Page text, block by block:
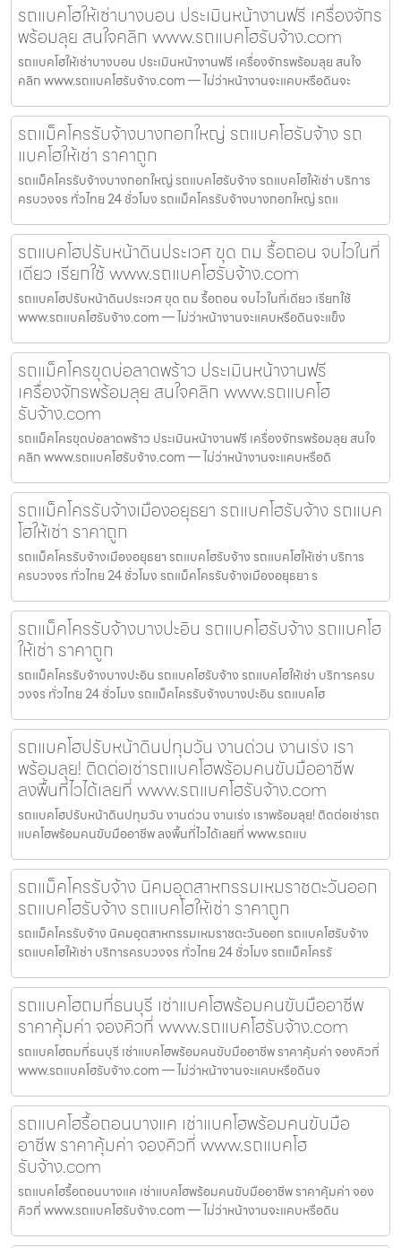
รถแบคโฮให้เช่าบางบอน ประเมินหน้างานฟรี เครื่องจักร
พร้อมลุย สนใจคลิก www.รถแบคโฮรับจ้าง.com
รถแบคโฮให้เช่าบางบอน ประเมินหน้างานฟรี เครื่องจักรพร้อมลุย สนใจ
คลิก www.รถแบคโฮรับจ้าง.com — ไม่ว่าหน้างานจะแคบหรือดินจะ
รถแม็คโครรับจ้างบางกอกใหญ่ รถแบคโฮรับจ้าง รถ
แบคโฮให้เช่า ราคาถูก
รถแม็คโครรับจ้างบางกอกใหญ่ รถแบคโฮรับจ้าง รถแบคโฮให้เช่า บริการ
ครบวงจร ทั่วไทย 24 ชั่วโมง รถแม็คโครรับจ้างบางกอกใหญ่ รถแ
รถแบคโฮปรับหน้าดินประเวศ ขุด ถม รื้อถอน จบไวในที่
เดียว เรียกใช้ www.รถแบคโฮรับจ้าง.com
รถแบคโฮปรับหน้าดินประเวศ ขุด ถม รื้อถอน จบไวในที่เดียว เรียกใช้
www.รถแบคโฮรับจ้าง.com — ไม่ว่าหน้างานจะแคบหรือดินจะแข็ง
รถแม็คโครขุดบ่อลาดพร้าว ประเมินหน้างานฟรี
เครื่องจักรพร้อมลุย สนใจคลิก www.รถแบคโฮ
รับจ้าง.com
รถแม็คโครขุดบ่อลาดพร้าว ประเมินหน้างานฟรี เครื่องจักรพร้อมลุย สนใจ
คลิก www.รถแบคโฮรับจ้าง.com — ไม่ว่าหน้างานจะแคบหรือดิ
รถแม็คโครรับจ้างเมืองอยุธยา รถแบคโฮรับจ้าง รถแบค
โฮให้เช่า ราคาถูก
รถแม็คโครรับจ้างเมืองอยุธยา รถแบคโฮรับจ้าง รถแบคโฮให้เช่า บริการ
ครบวงจร ทั่วไทย 24 ชั่วโมง รถแม็คโครรับจ้างเมืองอยุธยา ร
รถแม็คโครรับจ้างบางปะอิน รถแบคโฮรับจ้าง รถแบคโฮ
ให้เช่า ราคาถูก
รถแม็คโครรับจ้างบางปะอิน รถแบคโฮรับจ้าง รถแบคโฮให้เช่า บริการครบ
วงจร ทั่วไทย 24 ชั่วโมง รถแม็คโครรับจ้างบางปะอิน รถแบคโฮ
รถแบคโฮปรับหน้าดินปทุมวัน งานด่วน งานเร่ง เรา
พร้อมลุย! ติดต่อเช่ารถแบคโฮพร้อมคนขับมืออาชีพ
ลงพื้นที่ไวได้เลยที่ www.รถแบคโฮรับจ้าง.com
รถแบคโฮปรับหน้าดินปทุมวัน งานด่วน งานเร่ง เราพร้อมลุย! ติดต่อเช่ารถ
แบคโฮพร้อมคนขับมืออาชีพ ลงพื้นที่ไวได้เลยที่ www.รถแบ
รถแม็คโครรับจ้าง นิคมอุตสาหกรรมเหมราชตะวันออก
รถแบคโฮรับจ้าง รถแบคโฮให้เช่า ราคาถูก
รถแม็คโครรับจ้าง นิคมอุตสาหกรรมเหมราชตะวันออก รถแบคโฮรับจ้าง
รถแบคโฮให้เช่า บริการครบวงจร ทั่วไทย 24 ชั่วโมง รถแม็คโครรั
รถแบคโฮถมที่ธนบุรี เช่าแบคโฮพร้อมคนขับมืออาชีพ
ราคาคุ้มค่า จองคิวที่ www.รถแบคโฮรับจ้าง.com
รถแบคโฮถมที่ธนบุรี เช่าแบคโฮพร้อมคนขับมืออาชีพ ราคาคุ้มค่า จองคิวที่
www.รถแบคโฮรับจ้าง.com — ไม่ว่าหน้างานจะแคบหรือดินจ
รถแบคโฮรื้อถอนบางแค เช่าแบคโฮพร้อมคนขับมือ
อาชีพ ราคาคุ้มค่า จองคิวที่ www.รถแบคโฮ
รับจ้าง.com
รถแบคโฮรื้อถอนบางแค เช่าแบคโฮพร้อมคนขับมืออาชีพ ราคาคุ้มค่า จอง
คิวที่ www.รถแบคโฮรับจ้าง.com — ไม่ว่าหน้างานจะแคบหรือดิน